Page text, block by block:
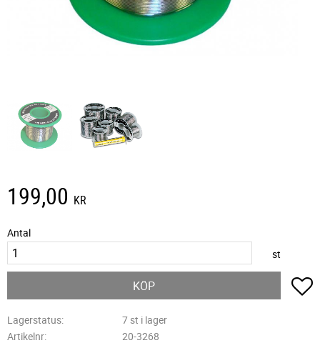
199,00 KR
Antal
st
KÖP
Lagerstatus
7 st i lager
Artikelnr
20-3268